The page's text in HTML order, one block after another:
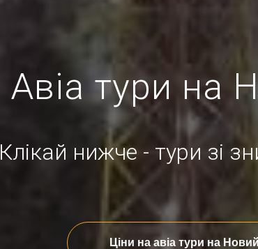
Авіа тури на
Клікай нижче - тури зі
Ціни на авіа тури на Новий